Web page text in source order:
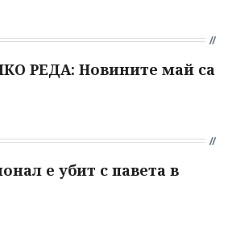
РЕДА: Новините май са
е убит с павета в